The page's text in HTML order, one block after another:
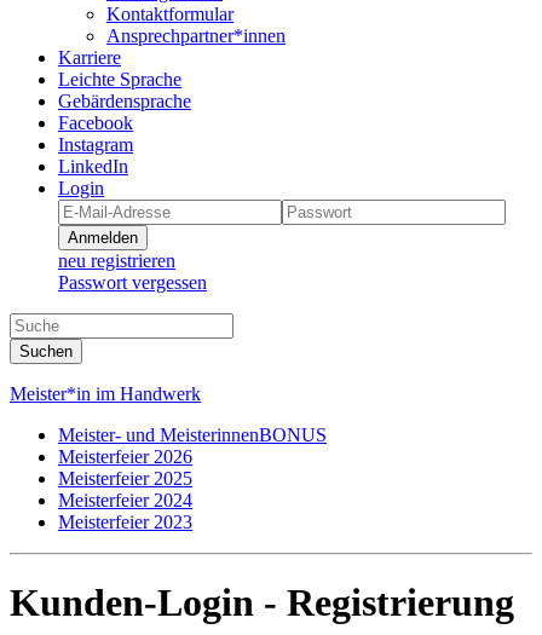
Kontaktformular
Ansprechpartner*innen
Karriere
Leichte Sprache
Gebärdensprache
Facebook
Instagram
LinkedIn
Login
Anmelden
neu registrieren
Passwort vergessen
Suchen
Meister*in im Handwerk
Meister- und MeisterinnenBONUS
Meisterfeier 2026
Meisterfeier 2025
Meisterfeier 2024
Meisterfeier 2023
Kunden-Login - Registrierung